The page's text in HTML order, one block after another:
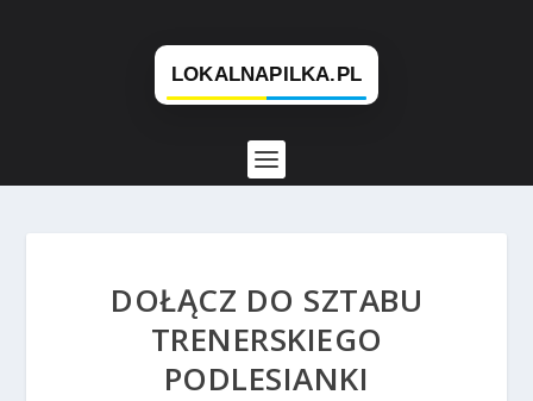
DOŁĄCZ DO SZTABU
TRENERSKIEGO
PODLESIANKI